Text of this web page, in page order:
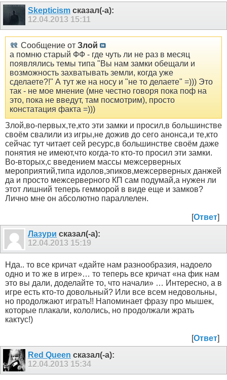
Skepticism сказал(-а):
12.04.2013 15:11
Сообщение от Злой
а помню старый ФФ - где чуть ли не раз в месяц
появлялись темы типа "Вы нам замки обещали и
возможность захватывать земли, когда уже
сделаете?!" А тут же на носу и "не то делаете" =))) Это
так - не мое мнение (мне честно говоря пока поф на
это, пока не введут, там посмотрим), просто
констатация факта =)))
Злой,во-первых,те,кто эти замки и просил,в большинстве
своём свалили из игры,не дожив до сего анонса,и те,кто
сейчас тут читает сей ресурс,в большинстве своём даже
понятия не имеют,что когда-то кто-то просил эти замки.
Во-вторых,с введением массы межсерверных
мероприятий,типа идолов,эпиков,межсерверных данжей
да и просто межсерверного КП сам подумай,а нужен ли
этот лишний теперь гемморой в виде еще и замков?
Лично мне он абсолютно параллелен.
[Ответ]
Лазури сказал(-а):
12.04.2013 15:19
Нда.. то все кричат «дайте нам разнообразия, надоело
одно и то же в игре»… то теперь все кричат «на фик нам
это вы дали, доделайте то, что начали» … Интересно, а в
игре есть кто-то довольный? Или все всем недовольны,
но продолжают играть!! Напоминает фразу про мышек,
которые плакали, кололись, но продолжали жрать
кактус!)
[Ответ]
Red Queen сказал(-а):
12.04.2013 15:34